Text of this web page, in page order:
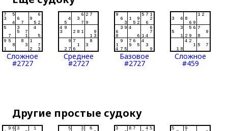
Сложное
#2727
Среднее
#2727
Базовое
#2727
Сложное
#459
Другие простые судоку